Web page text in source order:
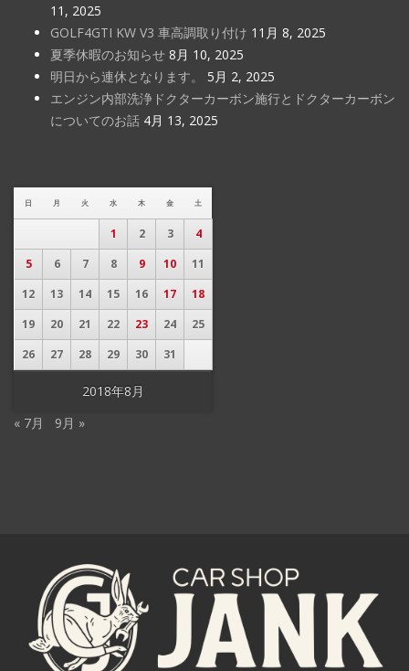
11, 2025
GOLF4GTI KW V3 車高調取り付け 11月 8, 2025
夏季休暇のお知らせ 8月 10, 2025
明日から連休となります。
5月 2, 2025
エンジン内部洗浄ドクターカーボン施行とドクターカーボン
についてのお話 4月 13, 2025
2018年8月
日 月 火 水 木 金 土
1 2 3
4
5
6 7 8 9 10
11
12
13 14 15 16 17
18
19
20 21 22 23 24
25
26
27 28 29 30 31
« 7月 9月 »